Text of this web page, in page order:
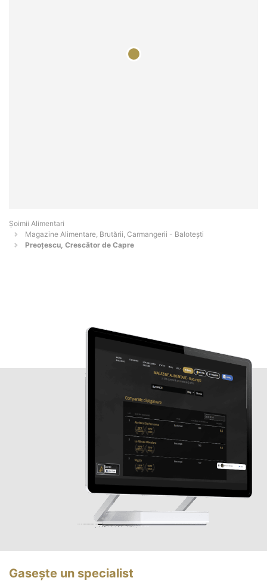
Şoimii Alimentari
Magazine Alimentare, Brutării, Carmangerii - Baloteşti
Preoțescu, Crescător de Capre
Gasește un specialist